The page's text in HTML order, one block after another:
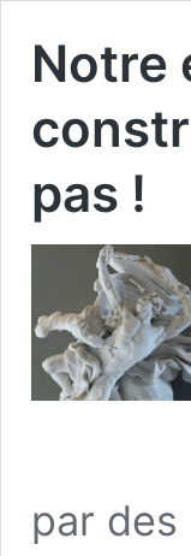
Notre
pas !
par des